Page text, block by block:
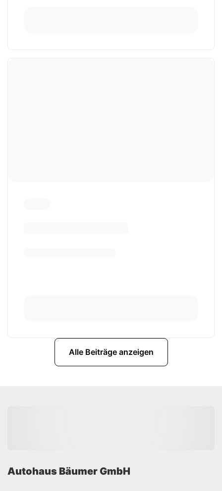
Alle Beiträge anzeigen
Autohaus Bäumer GmbH